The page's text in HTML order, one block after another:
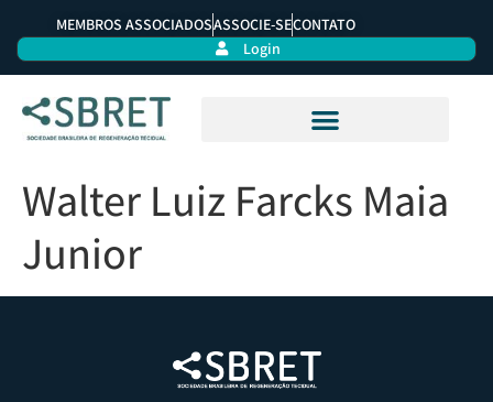
MEMBROS ASSOCIADOSASSOCIE-SECONTATO
Login
Walter Luiz Farcks Maia
Junior